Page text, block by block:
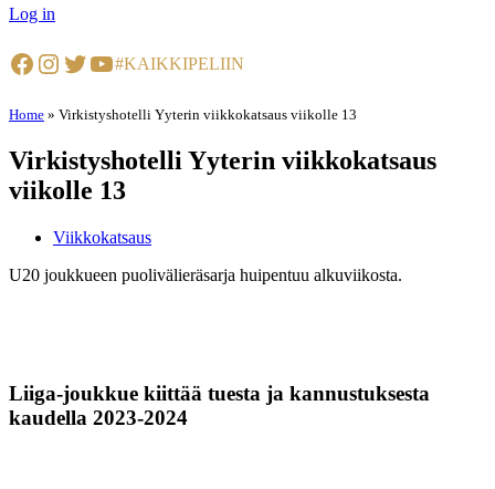
Log in
Facebook
Instagram
Twitter
YouTube
#KAIKKIPELIIN
Home » Virkistyshotelli Yyterin viikkokatsaus viikolle 13
Virkistyshotelli Yyterin viikkokatsaus
viikolle 13
Viikkokatsaus
U20 joukkueen puolivälieräsarja huipentuu alkuviikosta.
Liiga-joukkue kiittää tuesta ja kannustuksesta
kaudella 2023-2024